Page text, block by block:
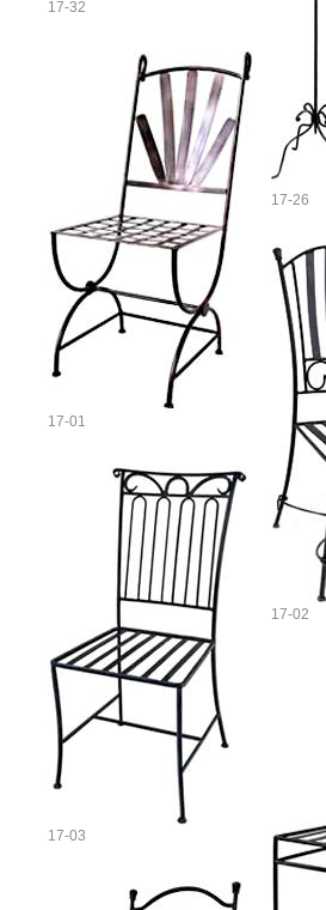
17-32
17-26
17-01
17-02
17-03